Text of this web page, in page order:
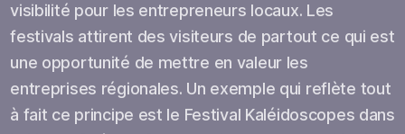
visibilité pour les entrepreneurs locaux. Les
festivals attirent des visiteurs de partout ce qui est
une opportunité de mettre en valeur les
entreprises régionales. Un exemple qui reflète tout
à fait ce principe est le Festival Kaléidoscopes dans